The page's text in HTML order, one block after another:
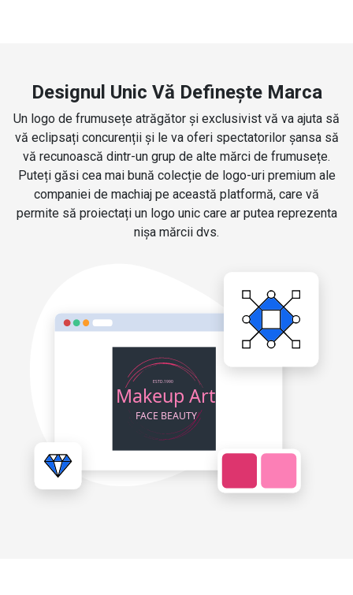
Designul Unic Vă Definește Marca
Un logo de frumusețe atrăgător și exclusivist vă va ajuta să
vă eclipsați concurenții și le va oferi spectatorilor șansa să
vă recunoască dintr-un grup de alte mărci de frumusețe.
Puteți găsi cea mai bună colecție de logo-uri premium ale
companiei de machiaj pe această platformă, care vă
permite să proiectați un logo unic care ar putea reprezenta
nișa mărcii dvs.